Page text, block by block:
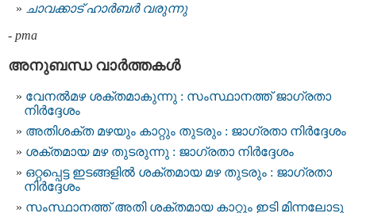
ചാവക്കാട് ഹാർബർ വരുന്നു
- pma
അനുബന്ധ വാര്‍ത്തകള്‍
വേനൽമഴ ശക്തമാകുന്നു : സംസ്ഥാനത്ത് ജാഗ്രതാ
നിർദ്ദേശം
അതിശക്ത മഴയും കാറ്റും തുടരും : ജാഗ്രതാ നിർദ്ദേശം
ശക്തമായ മഴ തുടരുന്നു : ജാഗ്രതാ നിർദ്ദേശം
ഒറ്റപ്പെട്ട ഇടങ്ങളിൽ ശക്തമായ മഴ തുടരും : ജാഗ്രതാ
നിർദ്ദേശം
സംസ്ഥാനത്ത് അതി ശക്തമായ കാറ്റും ഇടി മിന്നലോടു